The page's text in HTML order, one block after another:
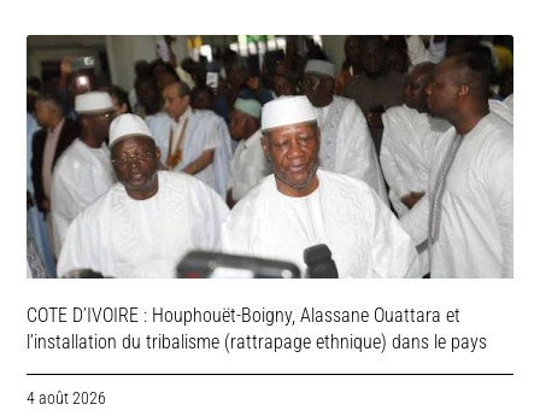
COTE D’IVOIRE : Houphouët-Boigny, Alassane Ouattara et
l’installation du tribalisme (rattrapage ethnique) dans le pays
4 août 2026